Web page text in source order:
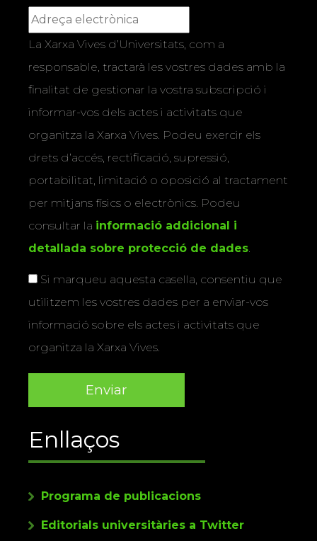
La Xarxa Vives d’Universitats, com a
responsable, tractarà les vostres dades amb la
finalitat de gestionar la vostra subscripció i
informar-vos dels actes i activitats que
organitza la Xarxa Vives. Podeu exercir els
drets d’accés, rectificació, supressió,
portabilitat, limitació o oposició al tractament
per mitjans físics o electrònics. Podeu
consultar la informació addicional i
detallada sobre protecció de dades
Si marqueu aquesta casella, consentiu que
utilitzem les vostres dades per a enviar-vos
informació sobre els actes i activitats que
organitza la Xarxa Vives.
Enllaços
Programa de publicacions
Editorials universitàries a Twitter